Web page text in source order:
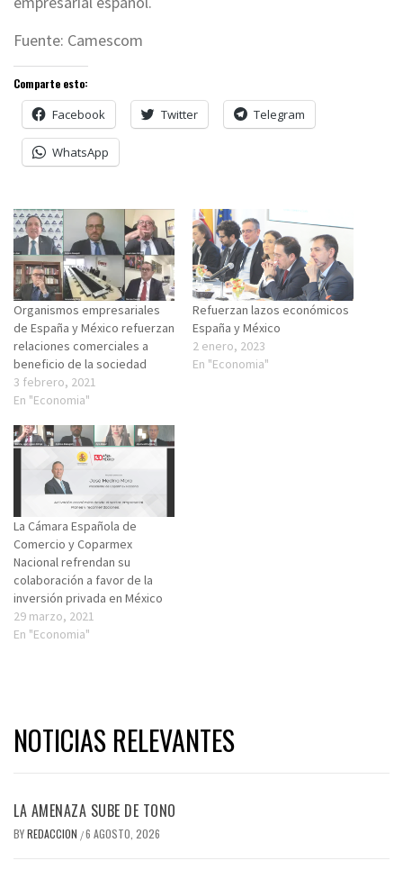
Fuente: Camescom
Comparte esto:
Facebook Twitter Telegram
WhatsApp
Organismos empresariales
de España y México refuerzan
relaciones comerciales a
beneficio de la sociedad
3 febrero, 2021
En "Economia"
Refuerzan lazos económicos
España y México
2 enero, 2023
En "Economia"
La Cámara Española de
Comercio y Coparmex
Nacional refrendan su
colaboración a favor de la
inversión privada en México
29 marzo, 2021
En "Economia"
NOTICIAS RELEVANTES
LA AMENAZA SUBE DE TONO
BYREDACCION /6 AGOSTO, 2026